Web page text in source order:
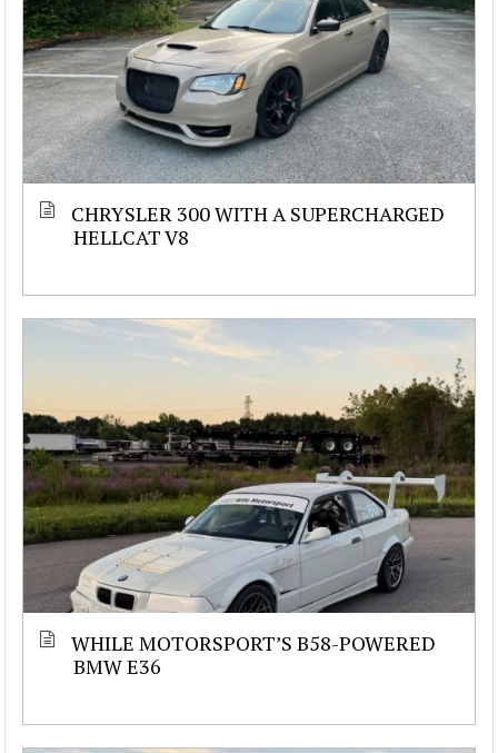
CHRYSLER 300 WITH A SUPERCHARGED
HELLCAT V8
WHILE MOTORSPORT’S B58-POWERED
BMW E36